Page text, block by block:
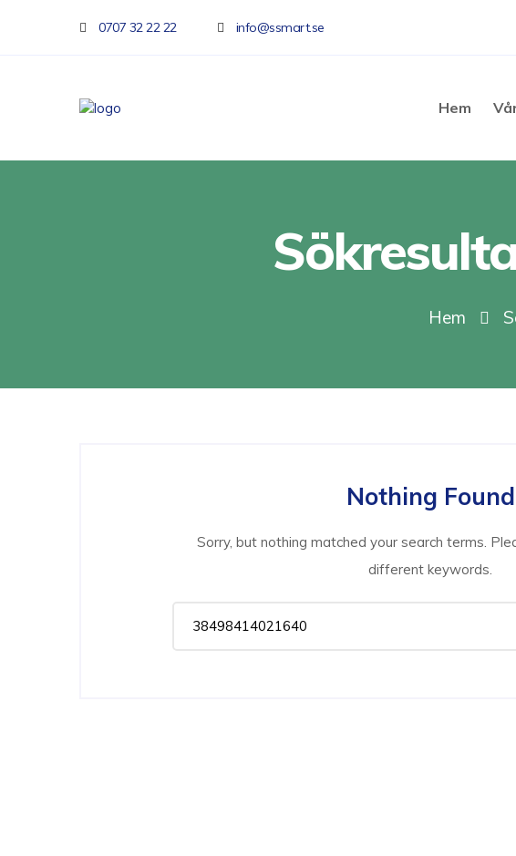
0707 32 22 22 info@ssmart.se
Hem
Hem
Nothing Found
Sorry, but nothing matched your search terms.
different keywords.